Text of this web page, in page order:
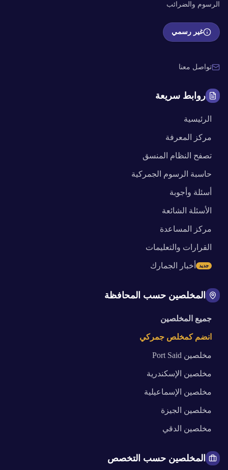
الرسوم والضرائب
غير رسمي
تواصل معنا
روابط سريعة
الرئيسية
مركز المعرفة
تصفح النظام المنسق
حاسبة الرسوم الجمركية
أسئلة وأجوبة
الأسئلة الشائعة
مركز المساعدة
القرارات والتعليمات
أخبار الجمارك جديد
المخلصين حسب المحافظة
جميع المخلصين
انضم كمخلص جمركي
مخلصين Port Said
مخلصين الإسكندرية
مخلصين الإسماعيلية
مخلصين الجيزة
مخلصين الدقي
المخلصين حسب التخصص